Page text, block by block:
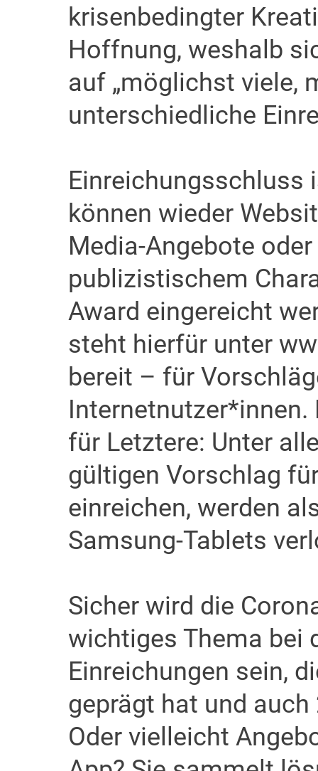
krisenbedingter
Hoffnung, weshalb
auf „möglichst viele,
unterschiedliche
Einreichungsschluss
können wieder
Media-Angebote
publizistischem
Award eingereicht
steht hierfür unter
bereit – für
für Letztere: Unter
gültigen Vorschlag
einreichen, werden
Samsung-Tablets
Sicher wird die
wichtiges Thema bei
Einreichungen sein,
geprägt hat und
Oder vielleicht